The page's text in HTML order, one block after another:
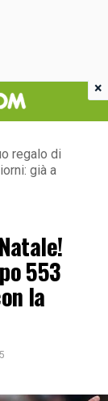
regalo di
già a
553
la
×